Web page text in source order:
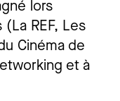
lors
REF, Les
Cinéma de
et à